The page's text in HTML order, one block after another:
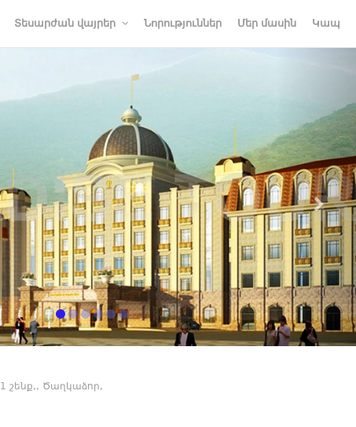
Տեսարժան վայրեր Նորություններ Մեր մասին Կապ
շենք,, Ծաղկաձոր,